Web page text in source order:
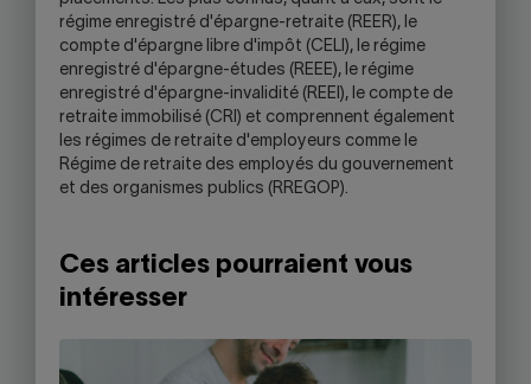
régime enregistré d'épargne-retraite (REER), le
compte d'épargne libre d'impôt (CELI), le régime
enregistré d'épargne-études (REEE), le régime
enregistré d'épargne-invalidité (REEI), le compte de
retraite immobilisé (CRI) et comprennent également
les régimes de retraite d'employeurs comme le
Régime de retraite des employés du gouvernement
et des organismes publics (RREGOP).
Ces articles pourraient vous
intéresser